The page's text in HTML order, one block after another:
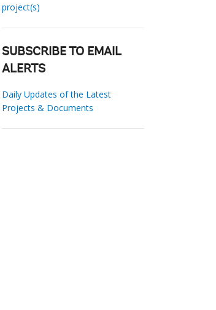
project(s)
SUBSCRIBE TO EMAIL
ALERTS
Daily Updates of the Latest
Projects & Documents